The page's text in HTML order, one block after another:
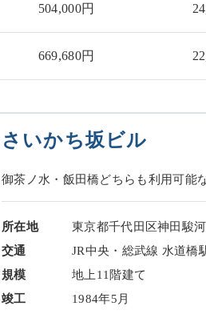
504,000円
669,680円
さいかち坂ビル
御茶ノ水・飯田橋どちらも利用可能
所在地
東京都千代田区神田駿
交通
JR中央・総武線 水道橋
規模
地上11階建て
竣工
1984年5月